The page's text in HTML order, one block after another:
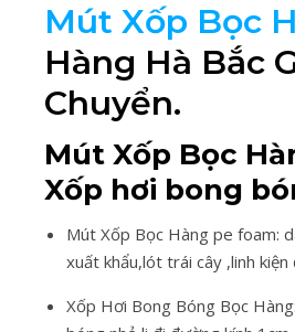
Mút Xốp Bọc
Hàng Hà Bắc
Chuyển.
Mút Xốp Bọc
Xốp hơi bong
Mút Xốp Bọc Hàng pe foam:
xuất khẩu,lót trái cây ,linh
Xốp Hơi Bong Bóng Bọc